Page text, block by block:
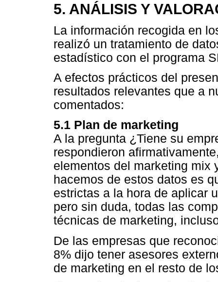
5. ANÁLISIS Y
La información recogida en
realizó un tratamiento de
estadístico con el programa
A efectos prácticos del
resultados relevantes que a
comentados:
5.1 Plan de marketing
A la pregunta ¿Tiene su
respondieron
elementos del marketing mix
hacemos de estos datos es
estrictas a la hora de aplicar
pero sin duda, todas las
técnicas de marketing,
De las empresas que
8% dijo tener asesores
de marketing en el resto de